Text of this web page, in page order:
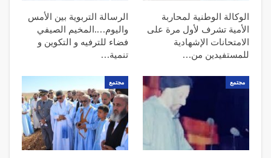
الوكالة الوطنية لمحاربة
الأمية تشرف لأول مرة على
الامتحانات الإشهادية
للمستفيدين من…
الرسالة التربوية بين الأمس
واليوم….المخيم الصيفي
فضاء للترفيه و التكوين و
تنمية…
مجتمع مجتمع